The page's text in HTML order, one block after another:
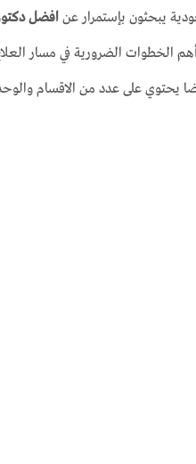
يبحثون بإستمرار عنافضل
الخطوات الضرورية في مسار
يحتوي على عدد من الاقسام